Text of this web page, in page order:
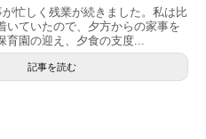
忙しく残業が続きました。私は比
いていたので、夕方からの家事を
育園の迎え、夕食の支度...
記事を読む